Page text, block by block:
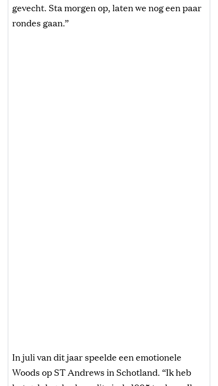
gevecht. Sta morgen op, laten we nog een paar
rondes gaan.”
In juli van dit jaar speelde een emotionele
Woods op ST Andrews in Schotland. “Ik heb